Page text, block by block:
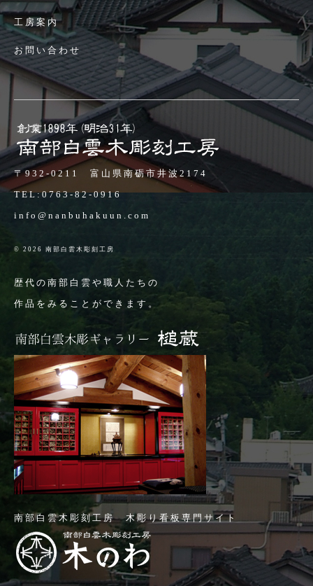
工房案内
お問い合わせ
〒932-0211 富山県南砺市井波2174
TEL:0763-82-0916
info@nanbuhakuun.com
© 2026 南部白雲木彫刻工房
歴代の南部白雲や職人たちの
作品をみることができます。
南部白雲木彫刻工房 木彫り看板専門サイト